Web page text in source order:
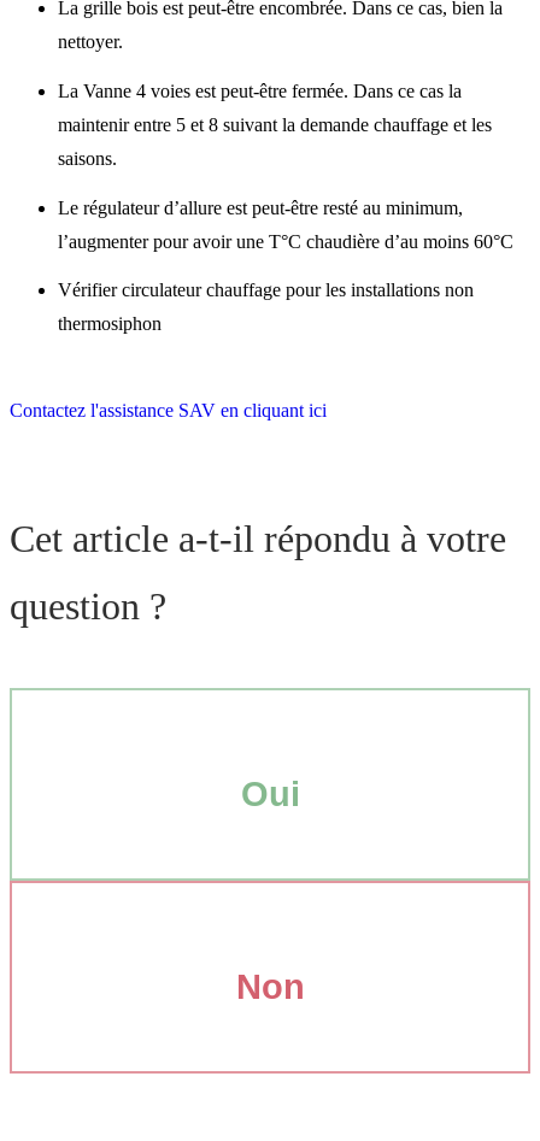
La grille bois est peut-être encombrée. Dans ce cas, bien la
nettoyer.
La Vanne 4 voies est peut-être fermée. Dans ce cas la
maintenir entre 5 et 8 suivant la demande chauffage et les
saisons.
Le régulateur d’allure est peut-être resté au minimum,
l’augmenter pour avoir une T°C chaudière d’au moins 60°C
Vérifier circulateur chauffage pour les installations non
thermosiphon
Contactez l'assistance SAV en cliquant ici
Cet article a-t-il répondu à votre
question ?
Oui
Non